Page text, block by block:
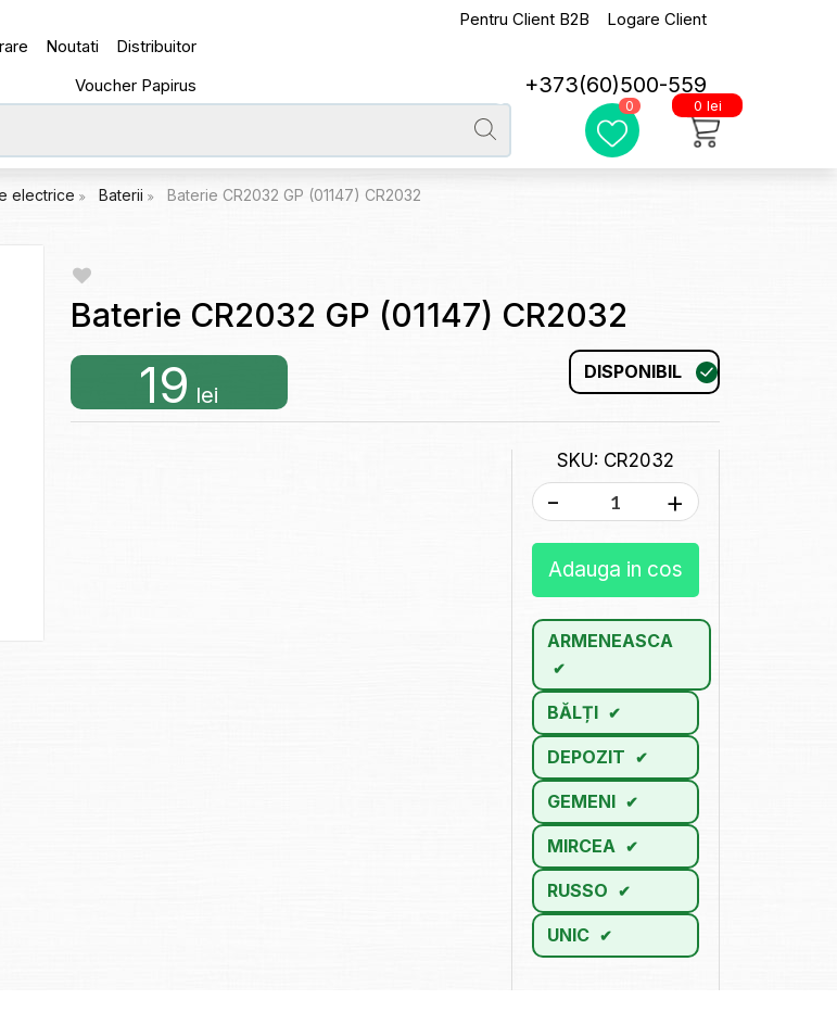
Noutati
Distribuitor
Voucher Papirus
Pentru Client B2B Logare Client
+373(60)500-559
0 0 lei
electrice Baterii Baterie CR2032 GP (01147) CR2032
Baterie CR2032 GP (01147) CR2032
19 lei
DISPONIBIL
SKU: CR2032
- +
Adauga in cos
ARMENEASCA
BĂLȚI
DEPOZIT
GEMENI
MIRCEA
RUSSO
UNIC